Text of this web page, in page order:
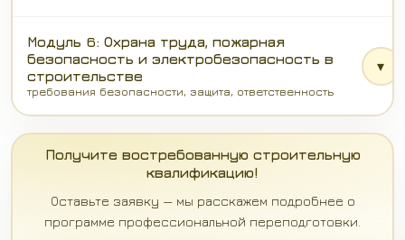
Модуль 6: Охрана труда, пожарная
безопасность и электробезопасность в
строительстве
требования безопасности, защита, ответственность
▾
Получите востребованную строительную
квалификацию!
Оставьте заявку — мы расскажем подробнее о
программе профессиональной переподготовки.